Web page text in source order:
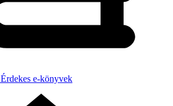
Érdekes e-könyvek